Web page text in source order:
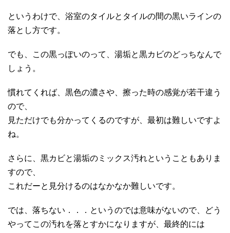
というわけで、浴室のタイルとタイルの間の黒いラインの
落とし方です。
でも、この黒っぽいのって、湯垢と黒カビのどっちなんで
しょう。
慣れてくれば、黒色の濃さや、擦った時の感覚が若干違う
ので、
見ただけでも分かってくるのですが、最初は難しいですよ
ね。
さらに、黒カビと湯垢のミックス汚れということもありま
すので、
これだーと見分けるのはなかなか難しいです。
では、落ちない．．．というのでは意味がないので、どう
やってこの汚れを落とすかになりますが、最終的には